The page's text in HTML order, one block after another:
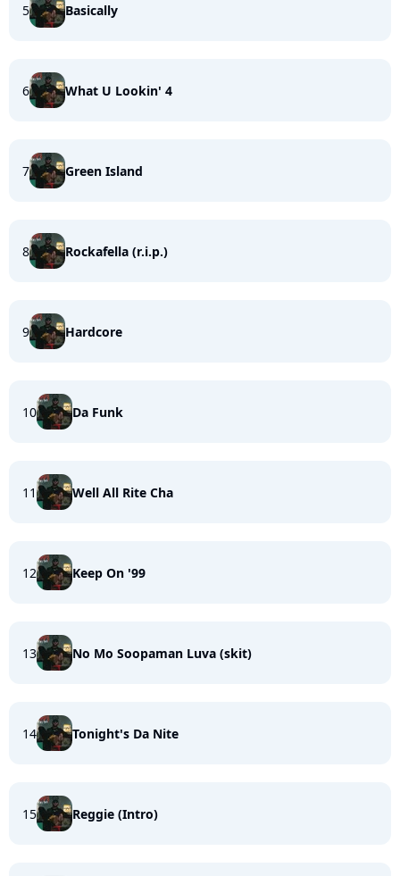
5 Basically
6 What U Lookin' 4
7 Green Island
8 Rockafella (r.i.p.)
9 Hardcore
10 Da Funk
11 Well All Rite Cha
12 Keep On '99
13 No Mo Soopaman Luva (skit)
14 Tonight's Da Nite
15 Reggie (Intro)